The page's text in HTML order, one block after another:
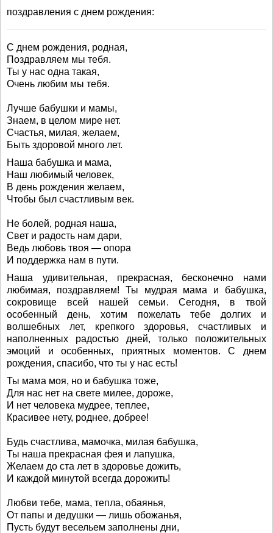
поздравления с днем рождения:
С днем рождения, родная,
Поздравляем мы тебя.
Ты у нас одна такая,
Очень любим мы тебя.
Лучше бабушки и мамы,
Знаем, в целом мире нет.
Счастья, милая, желаем,
Быть здоровой много лет.
Наша бабушка и мама,
Наш любимый человек,
В день рождения желаем,
Чтобы был счастливым век.
Не болей, родная наша,
Свет и радость нам дари,
Ведь любовь твоя — опора
И поддержка нам в пути.
Наша удивительная, прекрасная, бесконечно нами
любимая, поздравляем! Ты мудрая мама и бабушка,
сокровище всей нашей семьи. Сегодня, в твой
особенный день, хотим пожелать тебе долгих и
волшебных лет, крепкого здоровья, счастливых и
наполненных радостью дней, только положительных
эмоций и особенных, приятных моментов. С днем
рождения, спасибо, что ты у нас есть!
Ты мама моя, но и бабушка тоже,
Для нас нет на свете милее, дороже,
И нет человека мудрее, теплее,
Красивее нету, роднее, добрее!
Будь счастлива, мамочка, милая бабушка,
Ты наша прекрасная фея и лапушка,
Желаем до ста лет в здоровье дожить,
И каждой минутой всегда дорожить!
Любви тебе, мама, тепла, обаянья,
От папы и дедушки — лишь обожанья,
Пусть будут весельем заполнены дни,